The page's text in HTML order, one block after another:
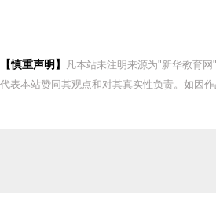
【慎重声明】
凡本站未注明来源为"新华教育
代表本站赞同其观点和对其真实性负责。如因